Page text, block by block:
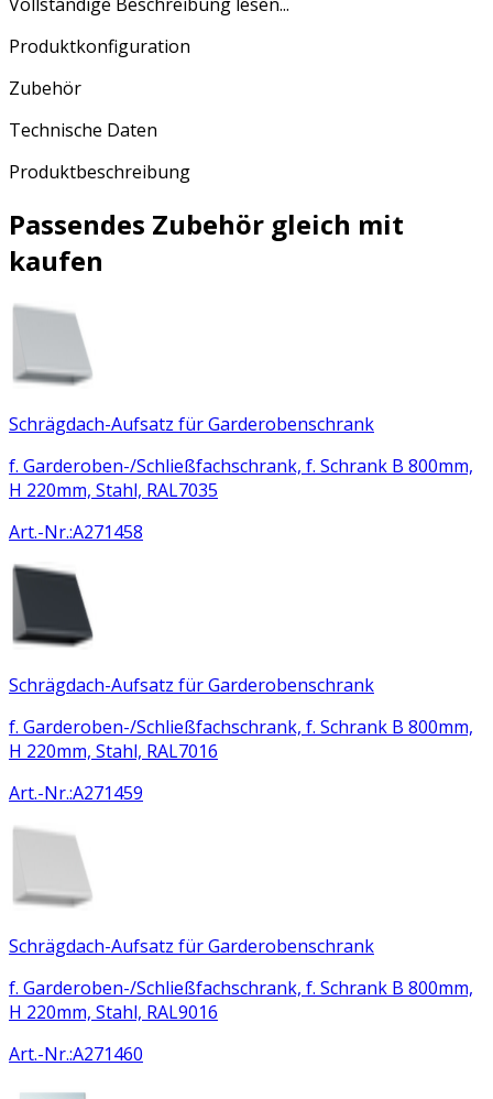
Produktkonfiguration
Zubehör
Technische Daten
Produktbeschreibung
Passendes Zubehör gleich mit
kaufen
Schrägdach-Aufsatz für Garderobenschrank
f. Garderoben-/Schließfachschrank, f. Schrank B 800mm,
H 220mm, Stahl, RAL7035
Art.-Nr.:A271458
Schrägdach-Aufsatz für Garderobenschrank
f. Garderoben-/Schließfachschrank, f. Schrank B 800mm,
H 220mm, Stahl, RAL7016
Art.-Nr.:A271459
Schrägdach-Aufsatz für Garderobenschrank
f. Garderoben-/Schließfachschrank, f. Schrank B 800mm,
H 220mm, Stahl, RAL9016
Art.-Nr.:A271460